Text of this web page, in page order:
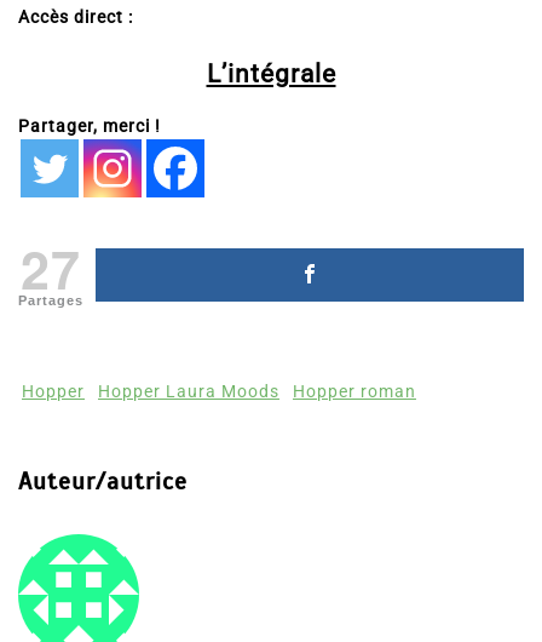
Accès direct :
L’intégrale
Partager, merci !
27
Partages
Hopper Hopper Laura Moods Hopper roman
Auteur/autrice